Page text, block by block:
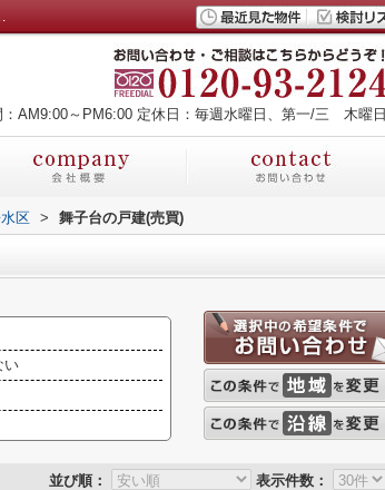
トフルコーポレーションへ
AM9:00～PM6:00 定休日：毎週水曜日、第一/三 木曜日
区 > 舞子台の戸建(売買)
い
並び順： 表示件数：